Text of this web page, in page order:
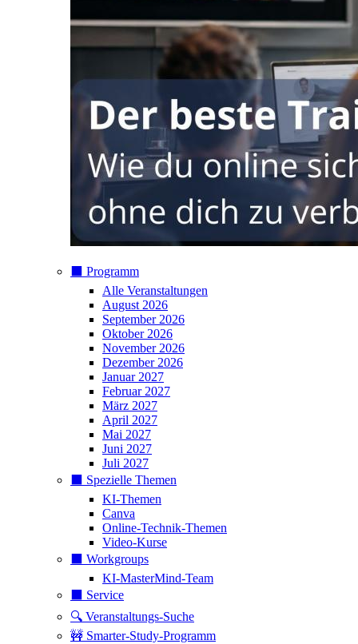
⬛️ Programm
Alle Veranstaltungen
August 2026
September 2026
Oktober 2026
November 2026
Dezember 2026
Januar 2027
Februar 2027
März 2027
April 2027
Mai 2027
Juni 2027
Juli 2027
⬛️ Spezielle Themen
KI-Themen
Canva
Online-Technik-Themen
Video-Kurse
⬛️ Workgroups
KI-MasterMind-Team
⬛️ Service
🔍 Veranstaltungs-Suche
🚧 Smarter-Study-Programm